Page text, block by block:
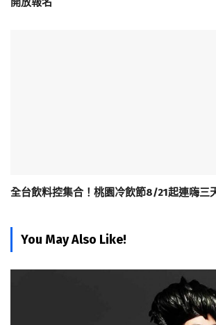
全台飲料控集合！桃園冷飲節8/21起連嗨三
You May Also Like!